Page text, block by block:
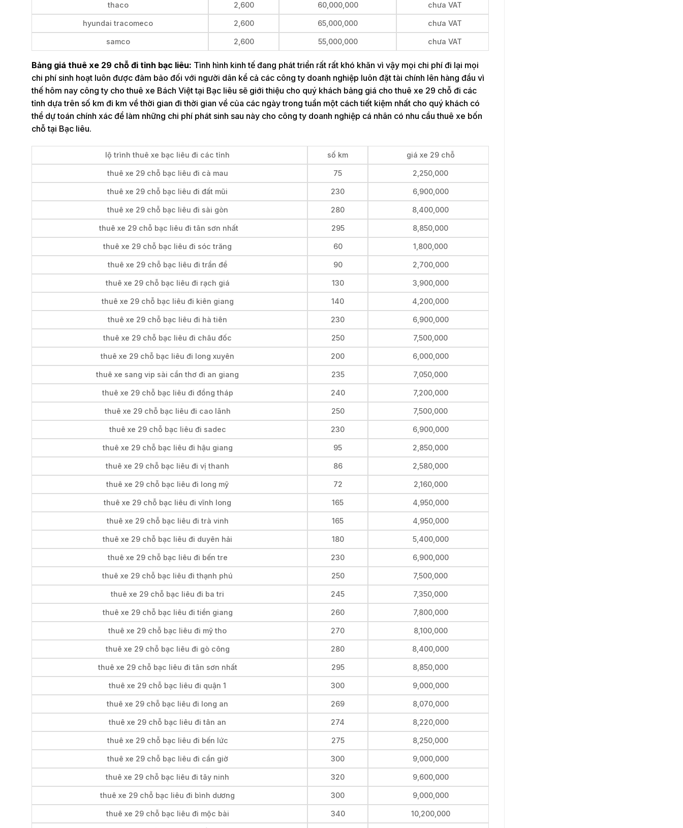
thaco 2,600 60,000,000 chưa VAT
hyundai tracomeco 2,600 65,000,000 chưa VAT
samco 2,600 55,000,000 chưa VAT
Bảng giá thuê xe 29 chỗ đi tỉnh bạc liêu: Tình hình kinh tế đang phát triển rất rất khó khăn vì vậy mọi chi phí đi lại mọi
chi phí sinh hoạt luôn được đảm bảo đối với người dân kể cả các công ty doanh nghiệp luôn đặt tài chính lên hàng đầu vì
thế hôm nay công ty cho thuê xe Bách Việt tại Bạc liêu sẽ giới thiệu cho quý khách bảng giá cho thuê xe 29 chỗ đi các
tỉnh dựa trên số km đi km về thời gian đi thời gian về của các ngày trong tuần một cách tiết kiệm nhất cho quý khách có
thể dự toán chính xác để làm những chi phí phát sinh sau này cho công ty doanh nghiệp cá nhân có nhu cầu thuê xe bốn
chỗ tại Bạc liêu.
lộ trình thuê xe bạc liêu đi các tỉnh số km giá xe 29 chỗ
thuê xe 29 chỗ bạc liêu đi cà mau 75 2,250,000
thuê xe 29 chỗ bạc liêu đi đất mũi 230 6,900,000
thuê xe 29 chỗ bạc liêu đi sài gòn 280 8,400,000
thuê xe 29 chỗ bạc liêu đi tân sơn nhất 295 8,850,000
thuê xe 29 chỗ bạc liêu đi sóc trăng 60 1,800,000
thuê xe 29 chỗ bạc liêu đi trần đề 90 2,700,000
thuê xe 29 chỗ bạc liêu đi rạch giá 130 3,900,000
thuê xe 29 chỗ bạc liêu đi kiên giang 140 4,200,000
thuê xe 29 chỗ bạc liêu đi hà tiên 230 6,900,000
thuê xe 29 chỗ bạc liêu đi châu đốc 250 7,500,000
thuê xe 29 chỗ bạc liêu đi long xuyên 200 6,000,000
thuê xe sang vip sài cần thơ đi an giang 235 7,050,000
thuê xe 29 chỗ bạc liêu đi đồng tháp 240 7,200,000
thuê xe 29 chỗ bạc liêu đi cao lãnh 250 7,500,000
thuê xe 29 chỗ bạc liêu đi sadec 230 6,900,000
thuê xe 29 chỗ bạc liêu đi hậu giang 95 2,850,000
thuê xe 29 chỗ bạc liêu đi vị thanh 86 2,580,000
thuê xe 29 chỗ bạc liêu đi long mỹ 72 2,160,000
thuê xe 29 chỗ bạc liêu đi vĩnh long 165 4,950,000
thuê xe 29 chỗ bạc liêu đi trà vinh 165 4,950,000
thuê xe 29 chỗ bạc liêu đi duyên hải 180 5,400,000
thuê xe 29 chỗ bạc liêu đi bến tre 230 6,900,000
thuê xe 29 chỗ bạc liêu đi thạnh phú 250 7,500,000
thuê xe 29 chỗ bạc liêu đi ba tri 245 7,350,000
thuê xe 29 chỗ bạc liêu đi tiền giang 260 7,800,000
thuê xe 29 chỗ bạc liêu đi mỹ tho 270 8,100,000
thuê xe 29 chỗ bạc liêu đi gò công 280 8,400,000
thuê xe 29 chỗ bạc liêu đi tân sơn nhất 295 8,850,000
thuê xe 29 chỗ bạc liêu đi quận 1 300 9,000,000
thuê xe 29 chỗ bạc liêu đi long an 269 8,070,000
thuê xe 29 chỗ bạc liêu đi tân an 274 8,220,000
thuê xe 29 chỗ bạc liêu đi bến lức 275 8,250,000
thuê xe 29 chỗ bạc liêu đi cần giờ 300 9,000,000
thuê xe 29 chỗ bạc liêu đi tây ninh 320 9,600,000
thuê xe 29 chỗ bạc liêu đi bình dương 300 9,000,000
thuê xe 29 chỗ bạc liêu đi mộc bài 340 10,200,000